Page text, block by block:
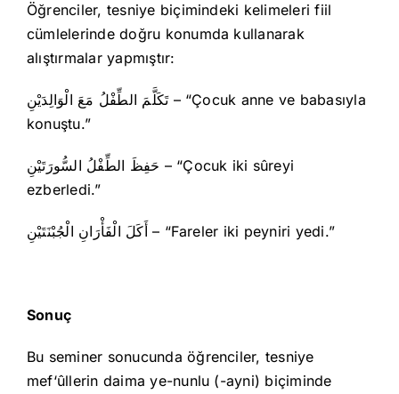
Öğrenciler, tesniye biçimindeki kelimeleri fiil
cümlelerinde doğru konumda kullanarak
alıştırmalar yapmıştır:
تَكَلَّمَ الطِّفْلُ مَعَ الْوَالِدَيْنِ – “Çocuk anne ve babasıyla
konuştu.”
حَفِظَ الطِّفْلُ السُّورَتَيْنِ – “Çocuk iki sûreyi
ezberledi.”
أَكَلَ الْفَأْرَانِ الْجُبْنَتَيْنِ – “Fareler iki peyniri yedi.”
Sonuç
Bu seminer sonucunda öğrenciler, tesniye
mef‘ûllerin daima ye-nunlu (-ayni) biçiminde